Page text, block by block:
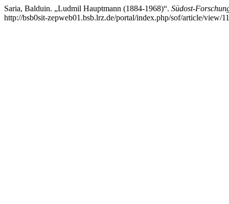
Saria, Balduin. „Ludmil Hauptmann (1884-1968)“. Südost-
http://bsb0sit-zepweb01.bsb.lrz.de/portal/index.php/sof/article/view/